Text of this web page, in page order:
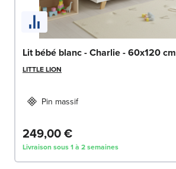
Lit bébé blanc - Charlie - 60x120 cm
LITTLE LION
Pin massif
249,00 €
Livraison sous 1 à 2 semaines